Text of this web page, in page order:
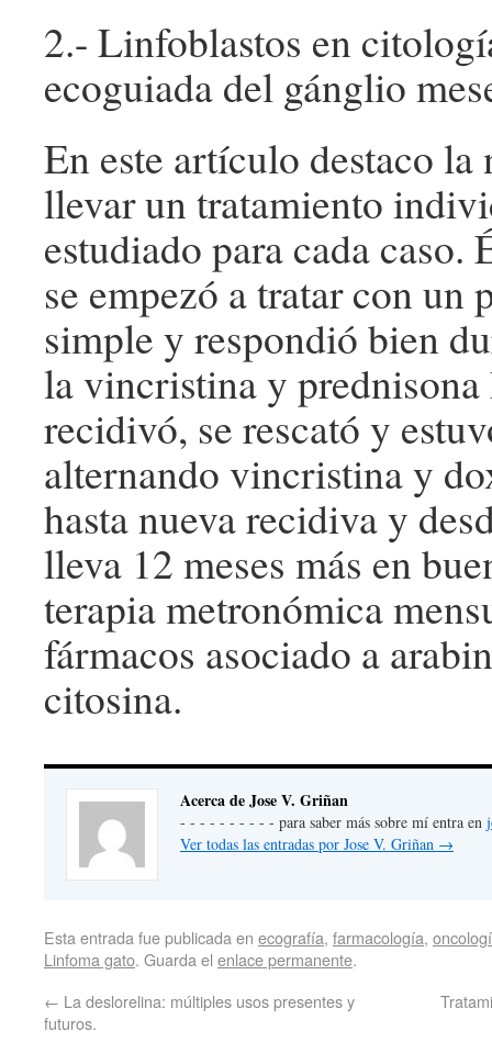
2.- Linfoblastos en
ecoguiada del gánglio
En este artículo destaco la
llevar un tratamiento
estudiado para cada caso.
se empezó a tratar con un
simple y respondió bien
la vincristina y prednisona
recidivó, se rescató y
alternando vincristina y
hasta nueva recidiva y
lleva 12 meses más en
terapia metronómica
fármacos asociado a
citosina.
Acerca de Jose V. Griñan
- - - - - - - - - - para saber más sobre mí entra en
Ver todas las entradas por Jose V. Griñan →
Esta entrada fue publicada en ecografía, farmacología,
Linfoma gato. Guarda el enlace permanente.
← La deslorelina: múltiples usos presentes y
futuros.